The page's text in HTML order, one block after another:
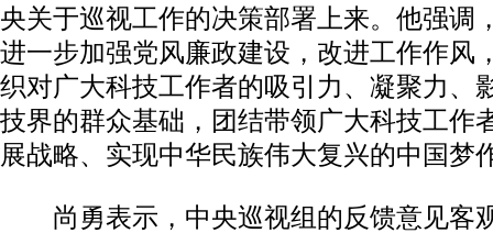
央关于巡视工作的决策部署上来。他强调
进一步加强党风廉政建设，改进工作作风
织对广大科技工作者的吸引力、凝聚力、
技界的群众基础，团结带领广大科技工作
展战略、实现中华民族伟大复兴的中国梦
尚勇表示，中央巡视组的反馈意见客